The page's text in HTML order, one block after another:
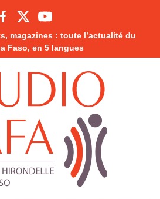
magazines : toute l’actualité du
Faso, en 5 langues